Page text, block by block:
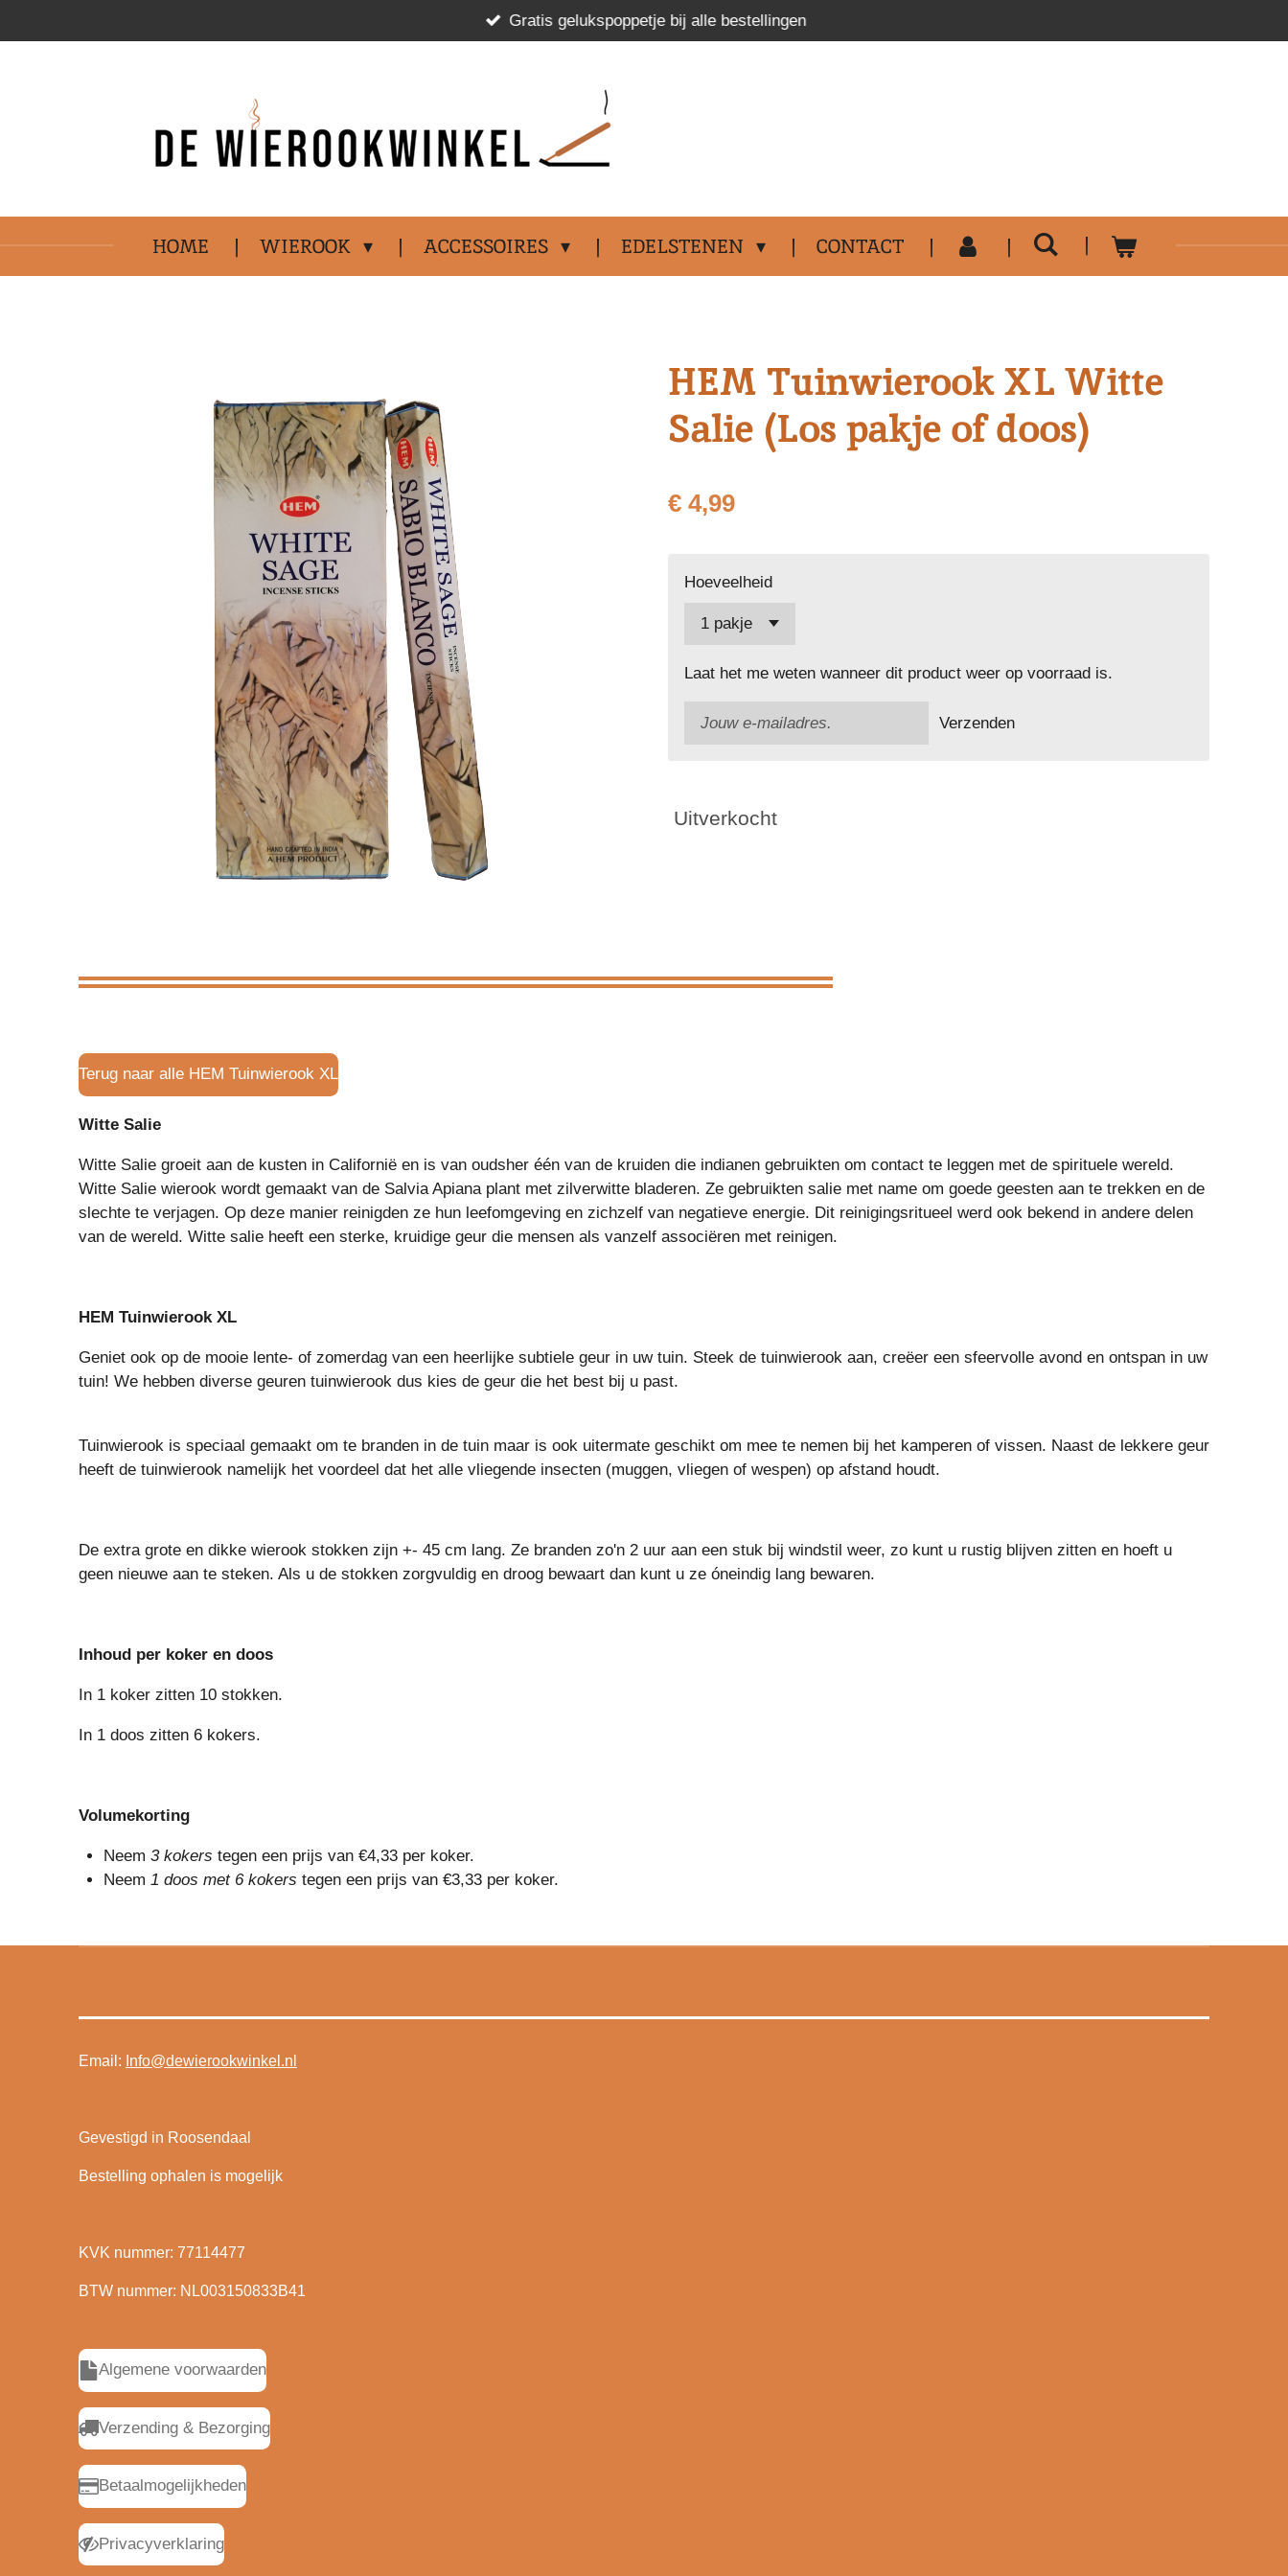
direct
Gratis gelukspoppetje bij alle bestellingen
HOME WIEROOK ACCESSOIRES EDELSTENEN CONTACT
HEM Tuinwierook XL Witte
Salie (Los pakje of doos)
€ 4,99
Hoeveelheid
Laat het me weten wanneer dit product weer op voorraad is.
Verzenden
Uitverkocht
Terug naar alle HEM Tuinwierook XL
Witte Salie
Witte Salie groeit aan de kusten in Californië en is van oudsher één van de kruiden die indianen gebruikten om contact te leggen met de spirituele wereld.
Witte Salie wierook wordt gemaakt van de Salvia Apiana plant met zilverwitte bladeren. Ze gebruikten salie met name om goede geesten aan te trekken en de
slechte te verjagen. Op deze manier reinigden ze hun leefomgeving en zichzelf van negatieve energie. Dit reinigingsritueel werd ook bekend in andere delen
van de wereld. Witte salie heeft een sterke, kruidige geur die mensen als vanzelf associëren met reinigen.
HEM Tuinwierook XL
Geniet ook op de mooie lente- of zomerdag van een heerlijke subtiele geur in uw tuin. Steek de tuinwierook aan, creëer een sfeervolle avond en ontspan in uw
tuin! We hebben diverse geuren tuinwierook dus kies de geur die het best bij u past.
Tuinwierook is speciaal gemaakt om te branden in de tuin maar is ook uitermate geschikt om mee te nemen bij het kamperen of vissen. Naast de lekkere geur
heeft de tuinwierook namelijk het voordeel dat het alle vliegende insecten (muggen, vliegen of wespen) op afstand houdt.
De extra grote en dikke wierook stokken zijn +- 45 cm lang. Ze branden zo'n 2 uur aan een stuk bij windstil weer, zo kunt u rustig blijven zitten en hoeft u
geen nieuwe aan te steken. Als u de stokken zorgvuldig en droog bewaart dan kunt u ze óneindig lang bewaren.
Inhoud per koker en doos
In 1 koker zitten 10 stokken.
In 1 doos zitten 6 kokers.
Volumekorting
Neem 3 kokers tegen een prijs van €4,33 per koker.
Neem 1 doos met 6 kokers tegen een prijs van €3,33 per koker.
Email: Info@dewierookwinkel.nl
Gevestigd in Roosendaal
Bestelling ophalen is mogelijk
KVK nummer: 77114477
BTW nummer: NL003150833B41
Algemene voorwaarden
Verzending & Bezorging
Betaalmogelijkheden
Privacyverklaring